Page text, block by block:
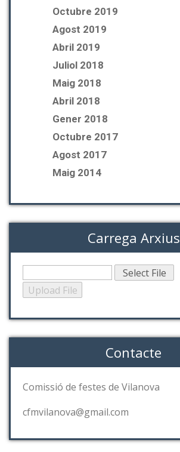
Octubre 2019
Agost 2019
Abril 2019
Juliol 2018
Maig 2018
Abril 2018
Gener 2018
Octubre 2017
Agost 2017
Maig 2014
Carrega Arxius
Contacte
Comissió de festes de Vilanova
cfmvilanova@gmail.com